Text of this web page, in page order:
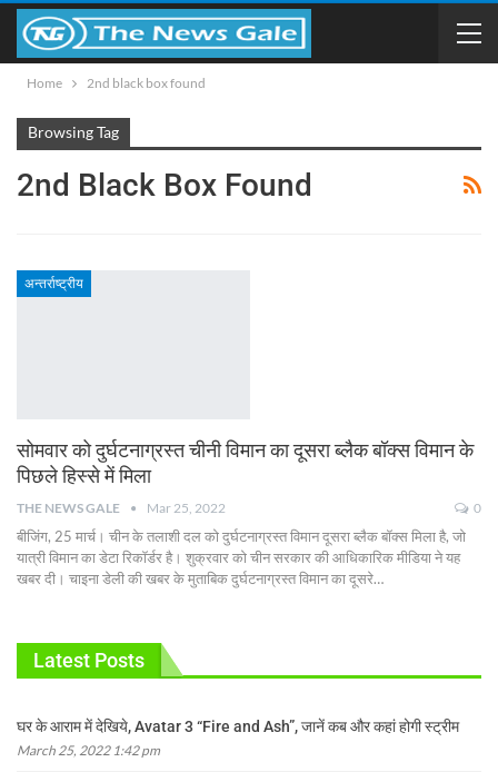
Home 2nd black box found
Browsing Tag
2nd Black Box Found
अन्तर्राष्ट्रीय
सोमवार को दुर्घटनाग्रस्त चीनी विमान का दूसरा ब्लैक बॉक्स विमान के
पिछले हिस्से में मिला
THE NEWS GALE Mar 25, 2022 0
बीजिंग, 25 मार्च। चीन के तलाशी दल को दुर्घटनाग्रस्त विमान दूसरा ब्लैक बॉक्स मिला है, जो
यात्री विमान का डेटा रिकॉर्डर है। शुक्रवार को चीन सरकार की आधिकारिक मीडिया ने यह
खबर दी। चाइना डेली की खबर के मुताबिक दुर्घटनाग्रस्त विमान का दूसरे…
Latest Posts
घर के आराम में देखिये, Avatar 3 “Fire and Ash”, जानें कब और कहां होगी स्ट्रीम
March 25, 2022 1:42 pm